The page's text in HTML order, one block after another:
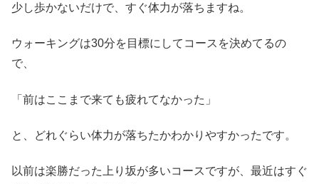
少し歩かないだけで、すぐ体力が落ちますね。
ウォーキングは30分を目標にしてコースを決めてるの
で、
「前はここまで来ても疲れてなかった」
と、どれぐらい体力が落ちたかわかりやすかったです。
以前は楽勝だった上り坂が多いコースですが、最近はすぐ